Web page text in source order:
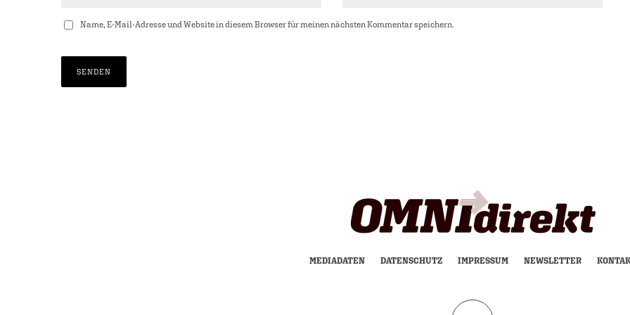
Name, E-Mail-Adresse und Website in diesem Browser für meinen nächsten Kommentar speichern.
MEDIADATEN DATENSCHUTZ IMPRESSUM NEWSLETTER